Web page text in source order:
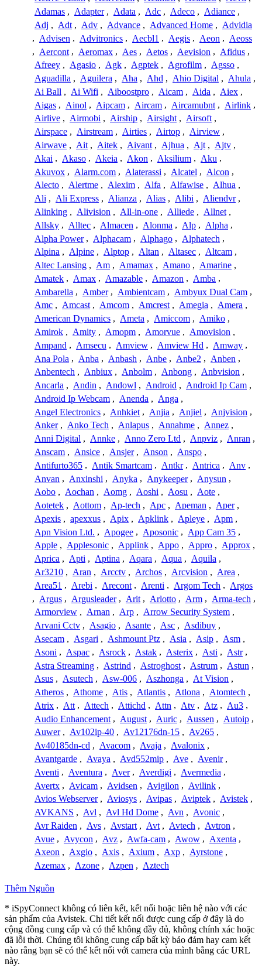
Adamas , Adapter , Adata , Adc , Adeco , Adiance ,
Adj , Adt , Adv , Advance , Advanced Home , Advidia
, Advisen , Advitronics , Aecbl1 , Aegis , Aeon , Aeoss
, Aercont , Aeromax , Aes , Aetos , Aevision , Afidus ,
Afreey , Agasio , Agk , Agptek , Agrofilm , Agsso ,
Aguadilla , Aguilera , Aha , Ahd , Ahio Digital , Ahula ,
Ai Ball , Ai Wifi , Aiboostpro , Aicam , Aida , Aiex ,
Aigas , Ainol , Aipcam , Aircam , Aircamubnt , Airlink ,
Airlive , Airmobi , Airship , Airsight , Airsoft ,
Airspace , Airstream , Airties , Airtop , Airview ,
Airwave , Ait , Aitek , Aivant , Ajhua , Ajt , Ajtv ,
Akai , Akaso , Akeia , Akon , Aksilium , Aku ,
Akuvox , Alarm.com , Alaterassi , Alcatel , Alcon ,
Alecto , Alertme , Alexim , Alfa , Alfawise , Alhua ,
Ali , Ali Express , Alianza , Alias , Alibi , Aliendvr ,
Alinking , Alivision , All-in-one , Alliede , Allnet ,
Allsky , Alltec , Almacen , Alonma , Alp , Alpha ,
Alpha Power , Alphacam , Alphago , Alphatech ,
Alpina , Alpine , Alptop , Altan , Altasec , Altcam ,
Altec Lansing , Am , Amamax , Amano , Amarine ,
Amatek , Amax , Amazable , Amazon , Amba ,
Ambarella , Amber , Ambientcam , Ambyux Dual Cam ,
Amc , Amcast , Amcom , Amcrest , Amegia , Amera ,
American Dynamics , Ameta , Amiccom , Amiko ,
Amirok , Amity , Amopm , Amorvue , Amovision ,
Ampand , Amsecu , Amview , Amview Hd , Amway ,
Ana Pola , Anba , Anbash , Anbe , Anbe2 , Anben ,
Anbentech , Anbiux , Anbolm , Anbong , Anbvision ,
Ancarla , Andin , Andowl , Android , Android Ip Cam ,
Android Ip Webcam , Anenda , Anga ,
Angel Electronics , Anhkiet , Anjia , Anjiel , Anjvision ,
Anker , Anko Tech , Anlapus , Annahme , Annez ,
Anni Digital , Annke , Anno Zero Ltd , Anpviz , Anran ,
Anscam , Ansice , Ansjer , Anson , Anspo ,
Antifurto365 , Antik Smartcam , Antkr , Antrica , Anv ,
Anvan , Anxinshi , Anyka , Anykeeper , Anysun ,
Aobo , Aochan , Aomg , Aoshi , Aosu , Aote ,
Aotetek , Aottom , Ap-tech , Apc , Apeman , Aper ,
Apexis , apexxus , Apix , Apklink , Apleye , Apm ,
Apn Vision Ltd. , Apogee , Aposonic , App Cam 35 ,
Apple , Applesonic , Applink , Appo , Appro , Approx ,
Aprica , Apti , Aptina , Aqara , Aqua , Aquila ,
Ar3210 , Aran , Arcctv , Archos , Arcvision , Area ,
Area51 , Arebi , Arecont , Arenti , Argom Tech , Argos
, Argus , Argusleader , Arit , Arlotto , Arm , Arma-tech ,
Armorview , Arnan , Arp , Arrow Security System ,
Arvani Cctv , Asagio , Asante , Asc , Asdibuy ,
Asecam , Asgari , Ashmount Ptz , Asia , Asip , Asm ,
Asoni , Aspac , Asrock , Astak , Asterix , Asti , Astr ,
Astra Streaming , Astrind , Astroghost , Astrum , Astun ,
Asus , Asutech , Asw-006 , Aszhonga , At Vision ,
Atheros , Athome , Atis , Atlantis , Atlona , Atomtech ,
Atrix , Att , Attech , Attichd , Attn , Atv , Atz , Au3 ,
Audio Enhancement , August , Auric , Aussen , Autoip ,
Auwer , Av102ip-40 , Av12176dn-15 , Av265 ,
Av40185dn-cd , Avacom , Avaja , Avalonix ,
Avantgarde , Avaya , Avd552mip , Ave , Avenir ,
Aventi , Aventura , Aver , Averdigi , Avermedia ,
Avertx , Avicam , Avidsen , Avigilon , Avilink ,
Avios Webserver , Aviosys , Avipas , Aviptek , Avistek ,
AVKANS , Avl , Avl Hd Dome , Avn , Avonic ,
Avr Raiden , Avs , Avstart , Avt , Avtech , Avtron ,
Avue , Avycon , Avz , Awfa-cam , Awow , Axenta ,
Axeon , Axgio , Axis , Axium , Axp , Ayrstone ,
Azemax , Azone , Azpen , Aztech
Thêm Nguồn
* iSpyConnect không có liên kết, kết nối hoặc liên hệ nào với các
sản phẩm của Avistek. Chi tiết kết nối được cung cấp ở đây là do
cộng đồng cung cấp và có thể không đầy đủ, không chính xác hoặc
đã lỗi thời. Chúng tôi không cung cấp bất kỳ bảo đảm hay cam kết
nào rằng bạn sẽ có thể kết nối với camera của mình bằng các URL
này.